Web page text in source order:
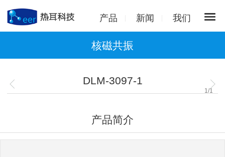
产品 新闻 我们
核磁共振
DLM-3097-1
1 /1
产品简介